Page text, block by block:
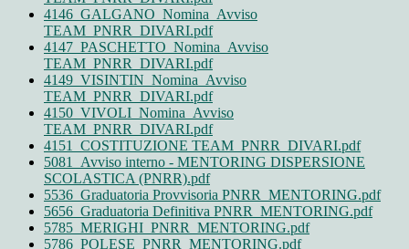
4146_GALGANO_Nomina_Avviso
TEAM_PNRR_DIVARI.pdf
4147_PASCHETTO_Nomina_Avviso
TEAM_PNRR_DIVARI.pdf
4149_VISINTIN_Nomina_Avviso
TEAM_PNRR_DIVARI.pdf
4150_VIVOLI_Nomina_Avviso
TEAM_PNRR_DIVARI.pdf
4151_COSTITUZIONE TEAM_PNRR_DIVARI.pdf
5081_Avviso interno - MENTORING DISPERSIONE
SCOLASTICA (PNRR).pdf
5536_Graduatoria Provvisoria PNRR_MENTORING.pdf
5656_Graduatoria Definitiva PNRR_MENTORING.pdf
5785_MERIGHI_PNRR_MENTORING.pdf
5786_POLESE_PNRR_MENTORING.pdf